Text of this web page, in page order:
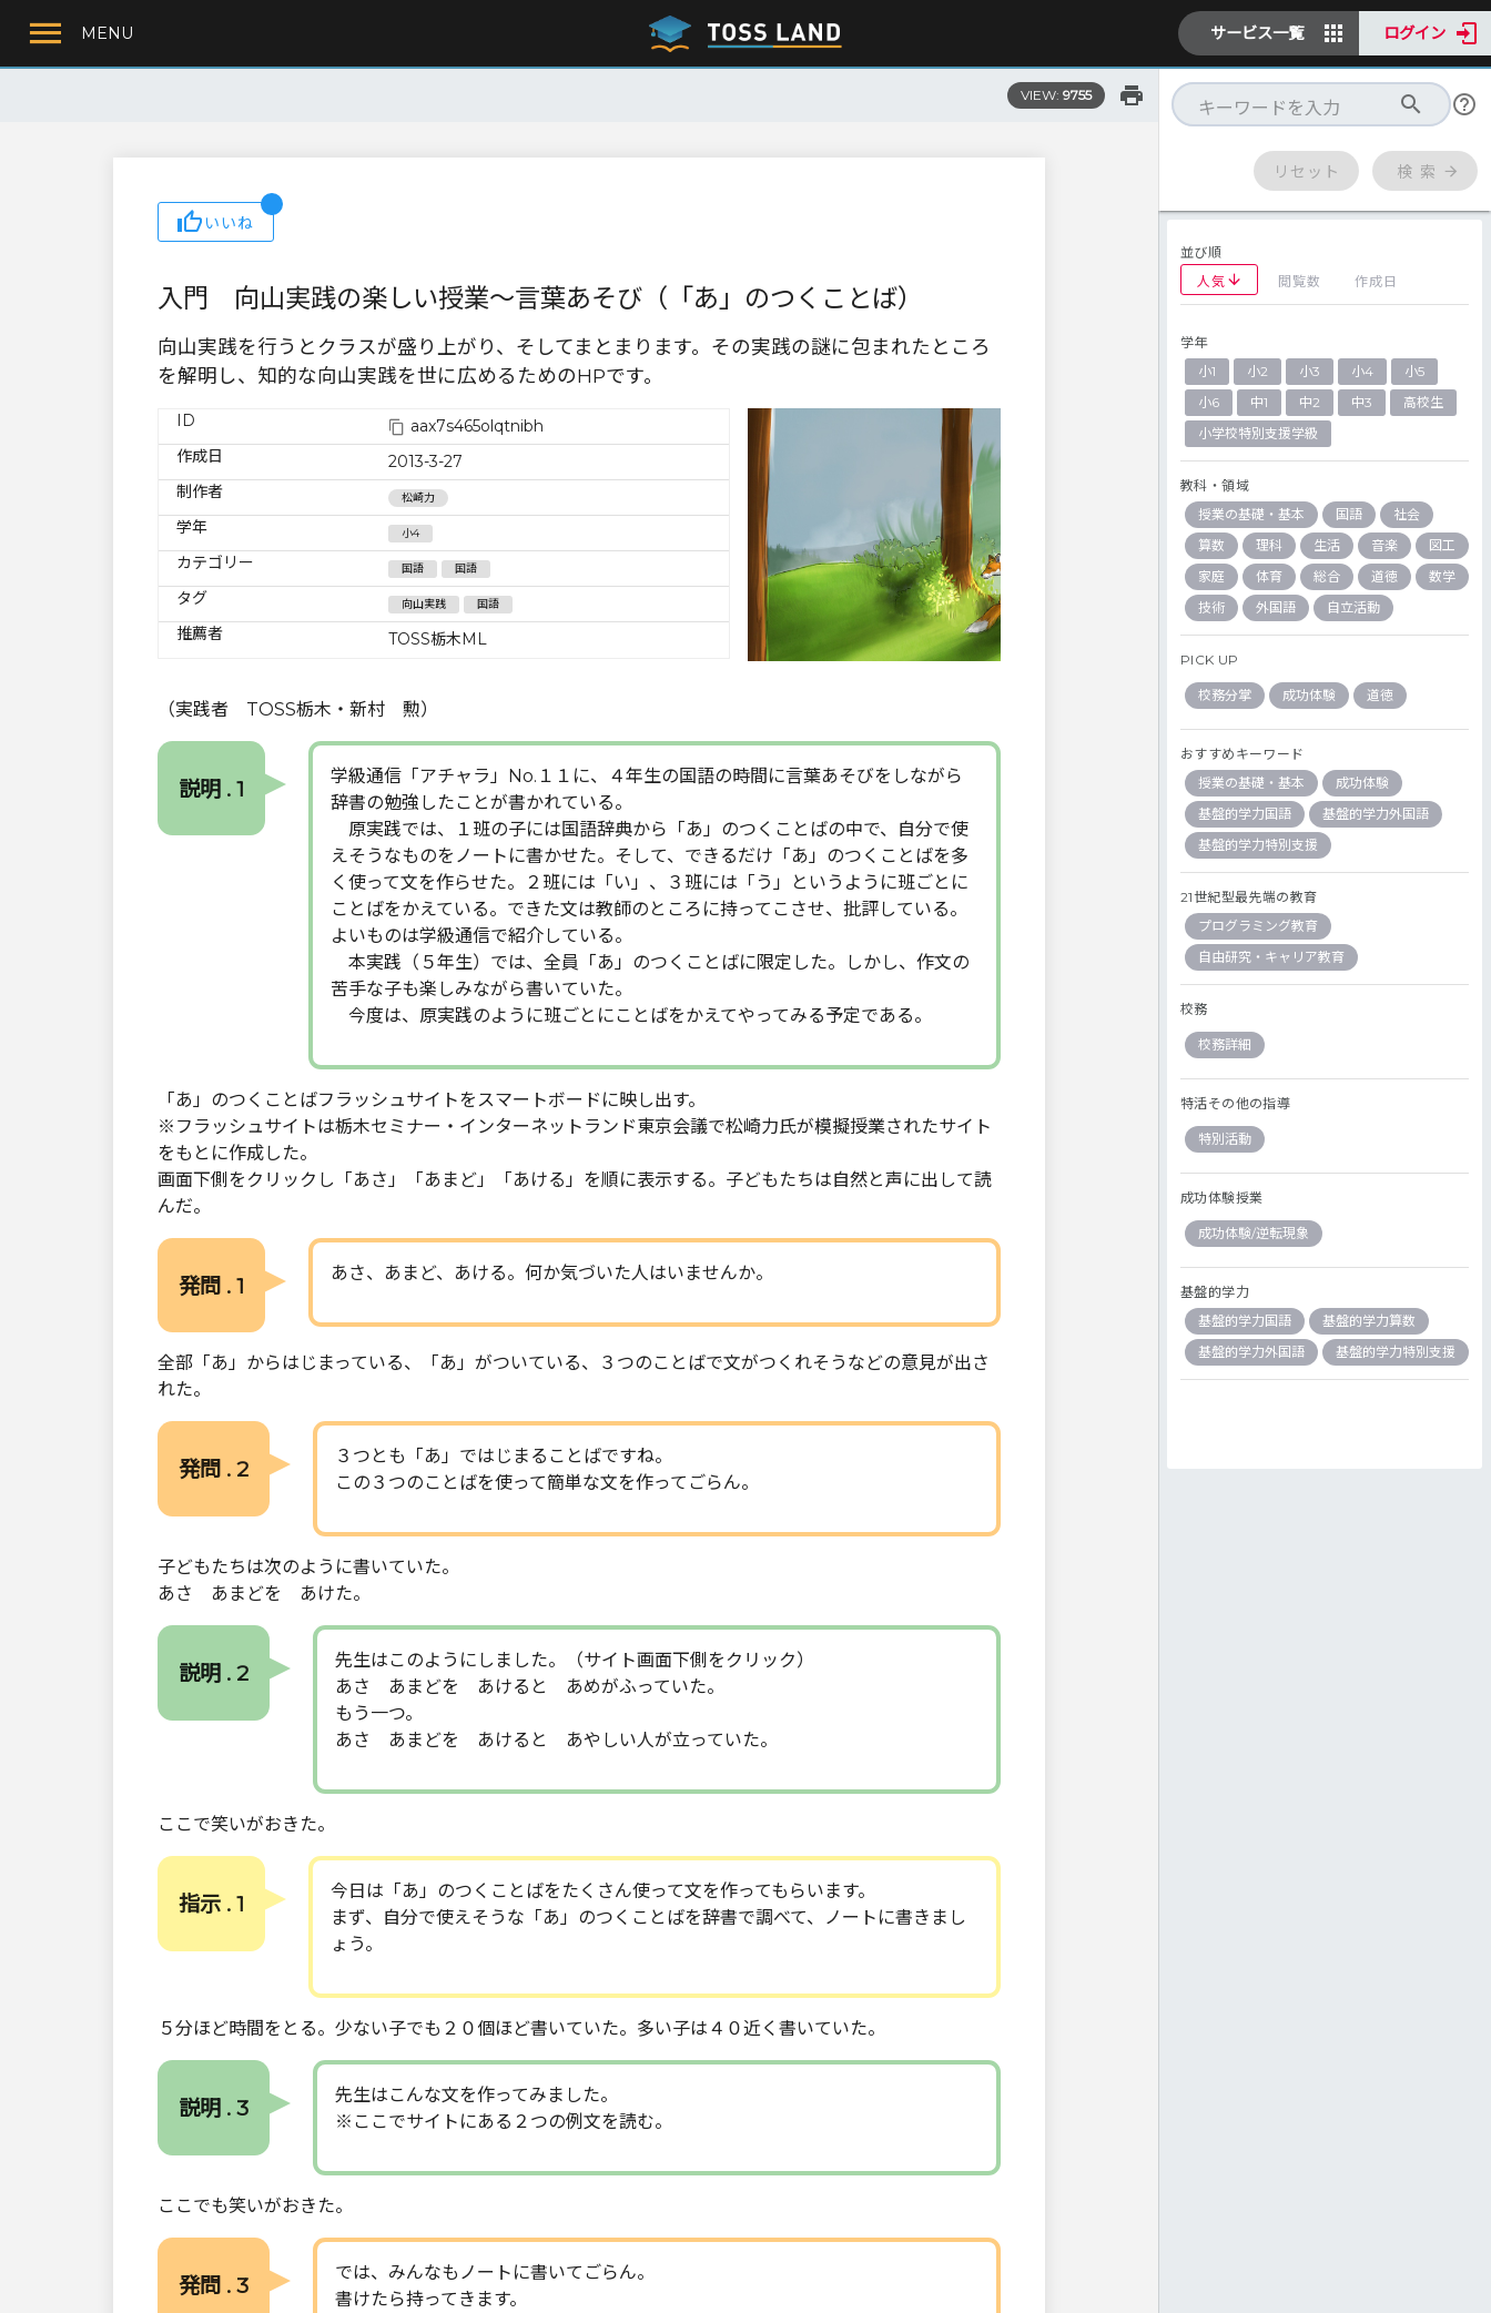
MENU サービス一覧 ログイン
VIEW: 9755
いいね
入門 向山実践の楽しい授業～言葉あそび（「あ」のつくことば）
向山実践を行うとクラスが盛り上がり、そしてまとまります。その実践の謎に包まれたところ
を解明し、知的な向山実践を世に広めるためのHPです。
ID
aax7s465olqtnibh
作成日
2013-3-27
制作者
松崎力
学年 小4
カテゴリー 国語 国語
タグ 向山実践 国語
推薦者 TOSS栃木ML
（実践者 TOSS栃木・新村 勲）
説明 . 1
学級通信「アチャラ」No.１１に、４年生の国語の時間に言葉あそびをしながら
辞書の勉強したことが書かれている。
原実践では、１班の子には国語辞典から「あ」のつくことばの中で、自分で使
えそうなものをノートに書かせた。そして、できるだけ「あ」のつくことばを多
く使って文を作らせた。２班には「い」、３班には「う」というように班ごとに
ことばをかえている。できた文は教師のところに持ってこさせ、批評している。
よいものは学級通信で紹介している。
本実践（５年生）では、全員「あ」のつくことばに限定した。しかし、作文の
苦手な子も楽しみながら書いていた。
今度は、原実践のように班ごとにことばをかえてやってみる予定である。
「あ」のつくことばフラッシュサイトをスマートボードに映し出す。
※フラッシュサイトは栃木セミナー・インターネットランド東京会議で松崎力氏が模擬授業されたサイト
をもとに作成した。
画面下側をクリックし「あさ」「あまど」「あける」を順に表示する。子どもたちは自然と声に出して読
んだ。
発問 . 1 あさ、あまど、あける。何か気づいた人はいませんか。
全部「あ」からはじまっている、「あ」がついている、３つのことばで文がつくれそうなどの意見が出さ
れた。
発問 . 2
３つとも「あ」ではじまることばですね。
この３つのことばを使って簡単な文を作ってごらん。
子どもたちは次のように書いていた。
あさ あまどを あけた。
説明 . 2
先生はこのようにしました。（サイト画面下側をクリック）
あさ あまどを あけると あめがふっていた。
もう一つ。
あさ あまどを あけると あやしい人が立っていた。
ここで笑いがおきた。
指示 . 1
今日は「あ」のつくことばをたくさん使って文を作ってもらいます。
まず、自分で使えそうな「あ」のつくことばを辞書で調べて、ノートに書きまし
ょう。
５分ほど時間をとる。少ない子でも２０個ほど書いていた。多い子は４０近く書いていた。
説明 . 3
先生はこんな文を作ってみました。
※ここでサイトにある２つの例文を読む。
ここでも笑いがおきた。
発問 . 3
では、みんなもノートに書いてごらん。
書けたら持ってきます。
リセット 検 索
並び順
人気
閲覧数 作成日
学年
小1
小2 小3 小4
小5
小6
中1 中2 中3
高校生
小学校特別支援学級
教科・領域
授業の基礎・基本
国語
社会
算数
理科 生活 音楽
図工
家庭
体育 総合 道徳
数学
技術
外国語 自立活動
PICK UP
校務分掌 成功体験 道徳
おすすめキーワード
授業の基礎・基本
成功体験
基盤的学力国語
基盤的学力外国語
基盤的学力特別支援
21世紀型最先端の教育
プログラミング教育
自由研究・キャリア教育
校務
校務詳細
特活その他の指導
特別活動
成功体験授業
成功体験/逆転現象
基盤的学力
基盤的学力国語
基盤的学力算数
基盤的学力外国語
基盤的学力特別支援